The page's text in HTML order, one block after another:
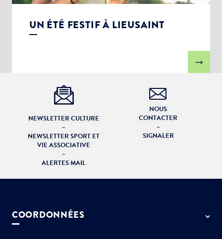
UN ÉTÉ FESTIF À LIEUSAINT
NEWSLETTER CULTURE
–
NEWSLETTER SPORT ET
VIE ASSOCIATIVE
–
ALERTES MAIL
NOUS
CONTACTER
–
SIGNALER
COORDONNÉES